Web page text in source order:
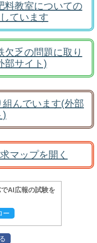
料教室についての
ています
欠乏の問題に取り
部サイト)
んでいます(外部
)
マップを開く
AI広報の試験を
ー